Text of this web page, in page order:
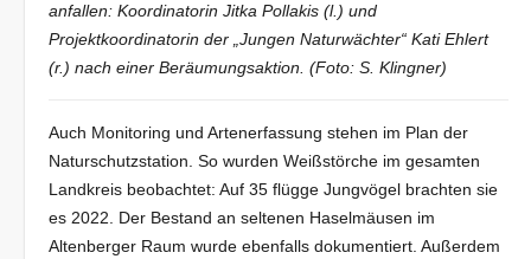
anfallen: Koordinatorin Jitka Pollakis (l.) und
Projektkoordinatorin der „Jungen Naturwächter“ Kati Ehlert
(r.) nach einer Beräumungsaktion. (Foto: S. Klingner)
Auch Monitoring und Artenerfassung stehen im Plan der
Naturschutzstation. So wurden Weißstörche im gesamten
Landkreis beobachtet: Auf 35 flügge Jungvögel brachten sie
es 2022. Der Bestand an seltenen Haselmäusen im
Altenberger Raum wurde ebenfalls dokumentiert. Außerdem